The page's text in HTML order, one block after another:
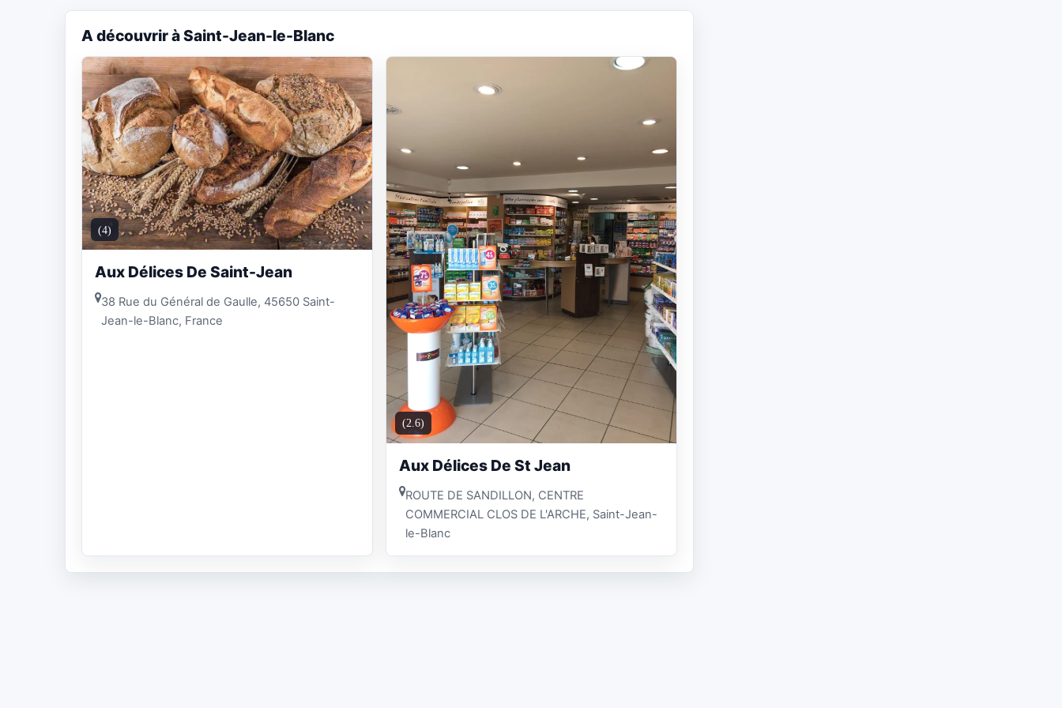
A découvrir à Saint-Jean-le-Blanc
(4)
Aux Délices De Saint-Jean
38 Rue du Général de Gaulle, 45650 Saint-
Jean-le-Blanc, France
(2.6)
Aux Délices De St Jean
ROUTE DE SANDILLON, CENTRE
COMMERCIAL CLOS DE L'ARCHE, Saint-Jean-
le-Blanc